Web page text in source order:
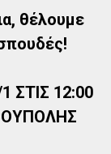
θέλουμε
ΣΤΙΣ 12:00